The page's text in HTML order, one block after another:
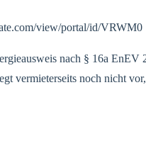
view/portal/id/VRWM0
nach § 16a EnEV
vermieterseits noch nicht